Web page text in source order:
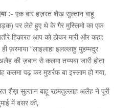
:- एक बार हज़रत शैख़ सुल्तान बाहू
पर लेते हुए थे के गैर मुस्लिमो का एक
हिकारत आप को ठोकर मारी और कहा:
फ़रमाया “लाइलाहा इलल्लाहु मुहम्मदुर
की ज़बान से कलमा तय्यबा जारी होता
कलमा पढ़ कर मुशर्रफ बा इस्लाम हो गया,
शैख़ सुल्तान बाहू रहमतुल्लाह अलैह ने पूरी
में बसर की,